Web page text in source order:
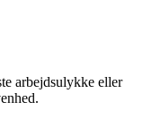
arbejdsulykke eller